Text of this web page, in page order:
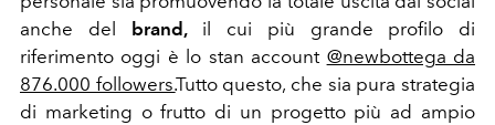
anche del
brand,il cui più grande profilo di
riferimento oggi è lo stan account @newbottega da
876.000 followers.Tutto questo, che sia pura strategia
di marketing o frutto di un progetto più ad ampio